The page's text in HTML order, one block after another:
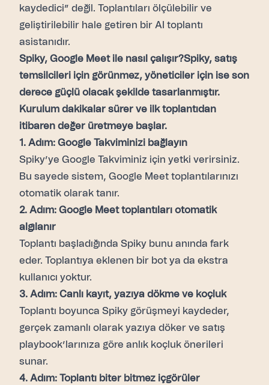
kaydedici” değil. Toplantıları ölçülebilir ve
geliştirilebilir hale getiren bir AI toplantı
asistanıdır.
Spiky, Google Meet ile nasıl çalışır?Spiky, satış
temsilcileri için görünmez, yöneticiler için ise son
derece güçlü olacak şekilde tasarlanmıştır.
Kurulum dakikalar sürer ve ilk toplantıdan
itibaren değer üretmeye başlar.
1. Adım: Google Takviminizi bağlayın
Spiky’ye Google Takviminiz için yetki verirsiniz.
Bu sayede sistem, Google Meet toplantılarınızı
otomatik olarak tanır.
2. Adım: Google Meet toplantıları otomatik
algılanır
Toplantı başladığında Spiky bunu anında fark
eder. Toplantıya eklenen bir bot ya da ekstra
kullanıcı yoktur.
3. Adım: Canlı kayıt, yazıya dökme ve koçluk
Toplantı boyunca Spiky görüşmeyi kaydeder,
gerçek zamanlı olarak yazıya döker ve satış
playbook’larınıza göre anlık koçluk önerileri
sunar.
4. Adım: Toplantı biter bitmez içgörüler